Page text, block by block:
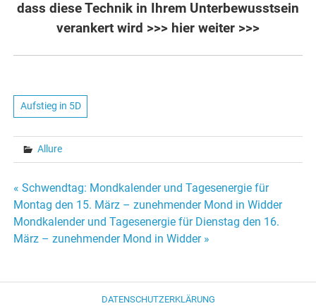
dass diese Technik in Ihrem Unterbewusstsein
verankert wird >>> hier weiter >>>
Aufstieg in 5D
Allure
Beitrags-
Navigation
« Schwendtag: Mondkalender und Tagesenergie für
Montag den 15. März – zunehmender Mond in Widder
Mondkalender und Tagesenergie für Dienstag den 16.
März – zunehmender Mond in Widder »
DATENSCHUTZERKLÄRUNG